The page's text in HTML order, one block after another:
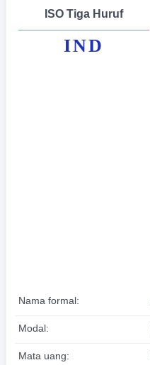
ISO Tiga Huruf
IND
Nama formal:
Modal:
Mata uang: